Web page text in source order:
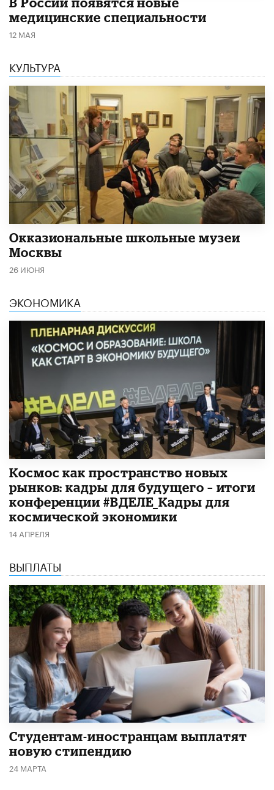
медицинские специальности
12 МАЯ
КУЛЬТУРА
​Окказиональные школьные музеи
Москвы
26 ИЮНЯ
ЭКОНОМИКА
Космос как пространство новых
рынков: кадры для будущего – итоги
конференции #ВДЕЛЕ_Кадры для
космической экономики
14 АПРЕЛЯ
ВЫПЛАТЫ
Студентам-иностранцам выплатят
новую стипендию
24 МАРТА